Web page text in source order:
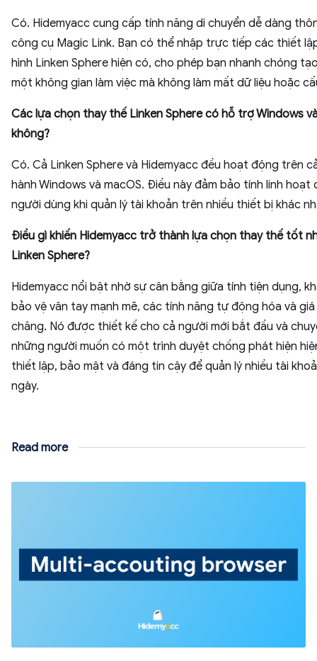
Có. Hidemyacc cung cấp tính năng di chuyển dễ dàng
công cụ Magic Link. Bạn có thể nhập trực tiếp các thiết
hình Linken Sphere hiện có, cho phép bạn nhanh chóng
một không gian làm việc mà không làm mất dữ liệu hoặc
Các lựa chọn thay thế Linken Sphere có hỗ trợ Windows
không?
Có. Cả Linken Sphere và Hidemyacc đều hoạt động trên
hành Windows và macOS. Điều này đảm bảo tính linh hoạt
người dùng khi quản lý tài khoản trên nhiều thiết bị khác
Điều gì khiến Hidemyacc trở thành lựa chọn thay thế tốt
Linken Sphere?
Hidemyacc nổi bật nhờ sự cân bằng giữa tính tiện dụng,
bảo vệ vân tay mạnh mẽ, các tính năng tự động hóa và
chăng. Nó được thiết kế cho cả người mới bắt đầu và
những người muốn có một trình duyệt chống phát hiện
thiết lập, bảo mật và đáng tin cậy để quản lý nhiều tài
ngày.
Read more